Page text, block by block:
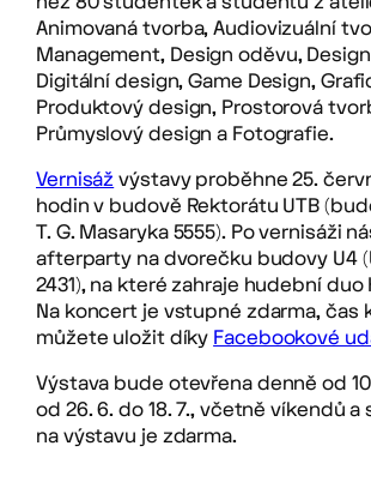
Animovaná tvorba, Audiovizuální
Management, Design oděvu,
Digitální design, Game Design,
Produktový design, Prostorová
Průmyslový design a Fotografie.
Vernisážvýstavy proběhne 25.
hodin v budově Rektorátu UTB
T. G. Masaryka 5555). Po vernisáži
afterparty na dvorečku budovy U4
2431), na které zahraje hudební duo
Na koncert je vstupné zdarma, čas
můžete uložit díky Facebookové
Výstava bude otevřena denně od
od 26. 6. do 18. 7., včetně víkendů a
na výstavu je zdarma.